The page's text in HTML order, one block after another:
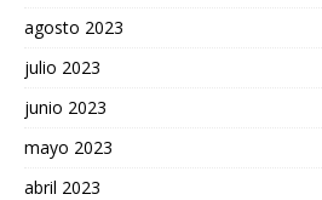
agosto 2023
julio 2023
junio 2023
mayo 2023
abril 2023